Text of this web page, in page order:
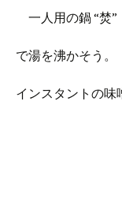
一人用の鍋 “焚”
で湯を沸かそう。
インスタントの味